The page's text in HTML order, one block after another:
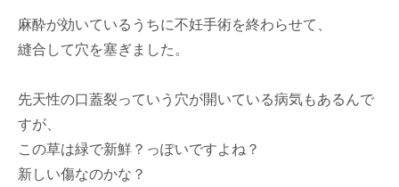
麻酔が効いているうちに不妊手術を終わらせて、
縫合して穴を塞ぎました。
先天性の口蓋裂っていう穴が開いている病気もあるんで
すが、
この草は緑で新鮮？っぽいですよね？
新しい傷なのかな？